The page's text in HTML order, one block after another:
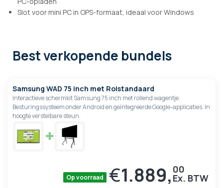
Slot voor mini PC in OPS-formaat, ideaal voor Windows
Best verkopende bundels
Samsung WAD 75 inch met Rolstandaard
Interactieve schermkit Samsung 75 inch met rollend wagentje.
Besturingssysteem onder Android en geïntegreerde Google-applicaties. In
hoogte verstelbare steun.
Op voorraad €1.889, 00